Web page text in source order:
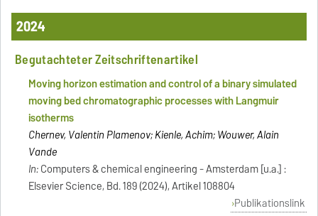
2024
Begutachteter Zeitschriftenartikel
Moving horizon estimation and control of a binary simulated
moving bed chromatographic processes with Langmuir
isotherms
Chernev, Valentin Plamenov; Kienle, Achim; Wouwer, Alain
Vande
In:Computers & chemical engineering - Amsterdam [u.a.] :
Elsevier Science, Bd. 189 (2024), Artikel 108804
Publikationslink